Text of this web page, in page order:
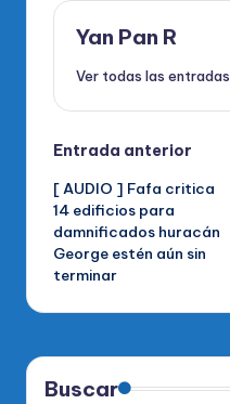
Yan Pan R
Ver todas las entradas
Navegación
de
entradas
Entrada anterior
[ AUDIO ] Fafa critica
14 edificios para
damnificados huracán
George estén aún sin
terminar
Buscar